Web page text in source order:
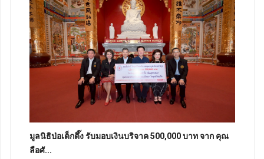
มูลนิธิป่อเต็กตึ๊ง รับมอบเงินบริจาค 500,000 บาท จาก คุณ
ลือศั...